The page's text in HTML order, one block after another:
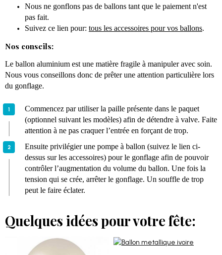
Nous ne gonflons pas de ballons tant que le paiement n'est
pas fait.
Suivez ce lien pour: tous les accessoires pour vos ballons.
Nos conseils:
Le ballon aluminium est une matière fragile à manipuler avec soin.
Nous vous conseillons donc de prêter une attention particulière lors
du gonflage.
Commencez par utiliser la paille présente dans le paquet
(optionnel suivant les modèles) afin de détendre à valve. Faite
attention à ne pas craquer l’entrée en forçant de trop.
Ensuite privilégier une pompe à ballon (suivez le lien ci-
dessus sur les accessoires) pour le gonflage afin de pouvoir
contrôler l’augmentation du volume du ballon. Une fois la
tension qui se crée, arrêter le gonflage. Un souffle de trop
peut le faire éclater.
Quelques idées pour votre fête: